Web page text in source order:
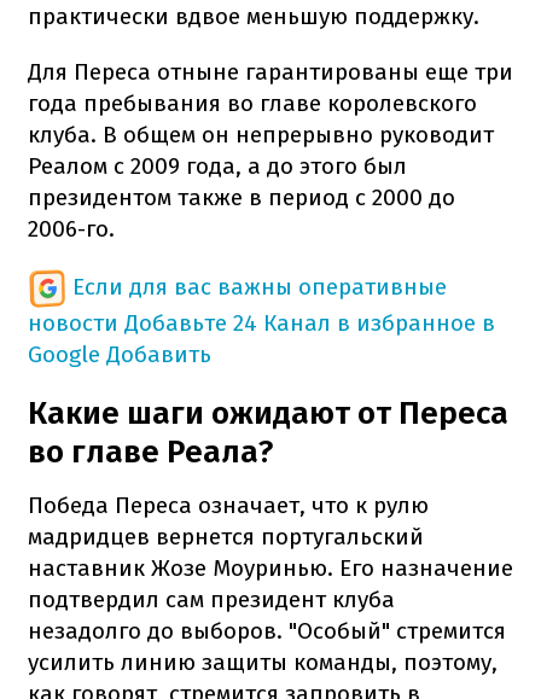
практически вдвое меньшую поддержку.
Для Переса отныне гарантированы еще три
года пребывания во главе королевского
клуба. В общем он непрерывно руководит
Реалом с 2009 года, а до этого был
президентом также в период с 2000 до
2006-го.
Если для вас важны оперативные
новости Добавьте 24 Канал в избранное в
Google Добавить
Какие шаги ожидают от Переса
во главе Реала?
Победа Переса означает, что к рулю
мадридцев вернется португальский
наставник Жозе Моуринью. Его назначение
подтвердил сам президент клуба
незадолго до выборов. "Особый" стремится
усилить линию защиты команды, поэтому,
как говорят, стремится запровить в